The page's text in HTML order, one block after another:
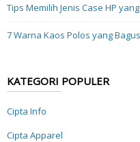
Tips Memilih Jenis Case HP
7 Warna Kaos Polos yang
KATEGORI POPULER
Cipta Info
Cipta Apparel